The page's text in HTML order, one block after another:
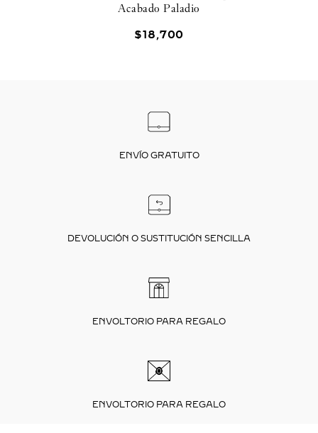
Acabado Paladio
$18,700
ENVÍO GRATUITO
DEVOLUCIÓN O SUSTITUCIÓN SENCILLA
ENVOLTORIO PARA REGALO
ENVOLTORIO PARA REGALO